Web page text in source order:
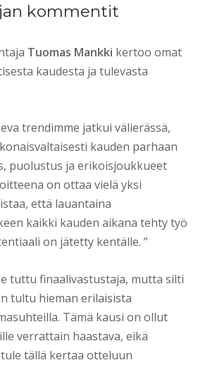
kommentit
Tuomas Mankki kertoo omat
kaudesta ja tulevasta
trendimme jatkui välierässä,
kauden parhaan
puolustus ja erikoisjoukkueet
on ottaa vielä yksi
että lauantaina
kaikki kauden aikana tehty työ
on jätetty kentälle. ”
tuttu finaalivastustaja, mutta silti
tultu hieman erilaisista
Tämä kausi on ollut
verrattain haastava, eikä
tällä kertaa otteluun